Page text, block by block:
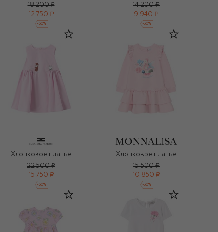
18 200 ₽
12 750 ₽
-30%
14 200 ₽
9 940 ₽
-30%
Хлопковое платье
22 500 ₽
15 750 ₽
-30%
Хлопковое платье
15 500 ₽
10 850 ₽
-30%